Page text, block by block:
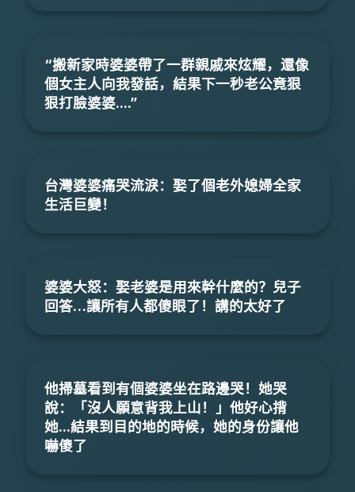
“搬新家時婆婆帶了一群親戚來炫耀，還像
個女主人向我發話，結果下一秒老公竟狠
狠打臉婆婆....”
台灣婆婆痛哭流淚：娶了個老外媳婦全家
生活巨變！
婆婆大怒：娶老婆是用來幹什麼的？兒子
回答…讓所有人都傻眼了！講的太好了
他掃墓看到有個婆婆坐在路邊哭！她哭
說：「沒人願意背我上山！」他好心揹
她...結果到目的地的時候，她的身份讓他
嚇傻了